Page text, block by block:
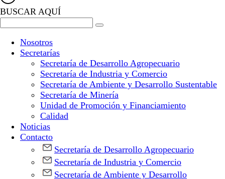
BUSCAR AQUÍ
Nosotros
Secretarías
Secretaría de Desarrollo Agropecuario
Secretaría de Industria y Comercio
Secretaría de Ambiente y Desarrollo Sustentable
Secretaría de Minería
Unidad de Promoción y Financiamiento
Calidad
Noticias
Contacto
Secretaría de Desarrollo Agropecuario
Secretaría de Industria y Comercio
Secretaría de Ambiente y Desarrollo